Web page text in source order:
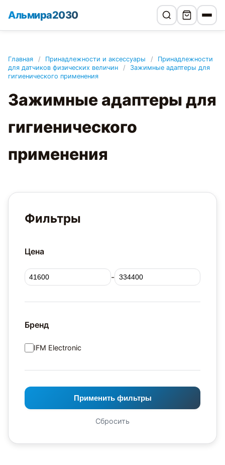
Альмира2030
Главная / Принадлежности и аксессуары /
Принадлежности
для датчиков физических величин
/
Зажимные адаптеры для
гигиенического применения
Зажимные адаптеры для
гигиенического
применения
Фильтры
Цена
-
Бренд
IFM Electronic
Применить фильтры
Сбросить